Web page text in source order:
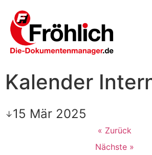
Kalender
↓15 Mär 2025
« Zurück
Nächste »